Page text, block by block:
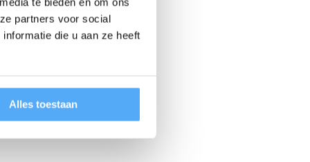
partners voor social
die u aan ze heeft
Alles toestaan